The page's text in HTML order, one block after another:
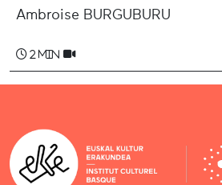
Ambroise BURGUBURU
2 min